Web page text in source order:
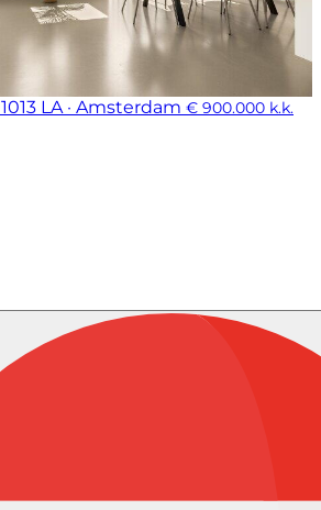
1013 LA · Amsterdam € 900.000 k.k.